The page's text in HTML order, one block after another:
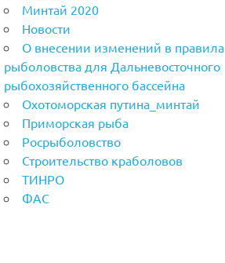
Минтай 2020
Новости
О внесении изменений в правила
рыболовства для Дальневосточного
рыбохозяйственного бассейна
Охотоморская путина_минтай
Приморская рыба
Росрыболовство
Строительство краболовов
ТИНРО
ФАС